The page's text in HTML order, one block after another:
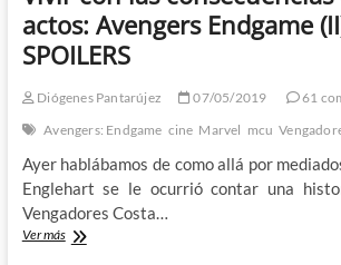
actos: Avengers Endgame
SPOILERS
Diógenes Pantarújez 07/05/2019
61
Avengers: Endgame cine Marvel mcu
Ayer hablábamos de como allá por
Englehart se le ocurrió contar una
Vengadores Costa…
Ver másVivir